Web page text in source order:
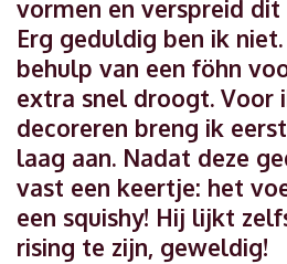
vormen en verspreid
Erg geduldig ben ik
behulp van een föhn
extra snel droogt. Voor
decoreren breng ik
laag aan. Nadat deze
vast een keertje: het
een squishy! Hij lijkt
rising te zijn, geweldig!